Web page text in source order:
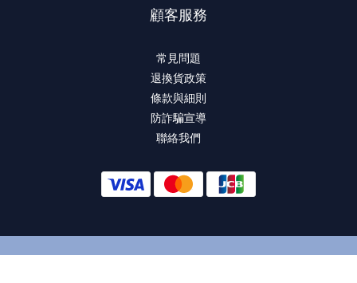
顧客服務
常見問題
退換貨政策
條款與細則
防詐騙宣導
聯絡我們